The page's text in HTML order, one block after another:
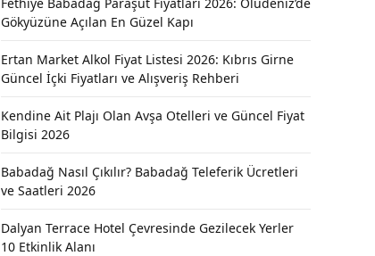
Gökyüzüne Açılan En Güzel Kapı
Ertan Market Alkol Fiyat Listesi 2026: Kıbrıs Girne
Güncel İçki Fiyatları ve Alışveriş Rehberi
Kendine Ait Plajı Olan Avşa Otelleri ve Güncel Fiyat
Bilgisi 2026
Babadağ Nasıl Çıkılır? Babadağ Teleferik Ücretleri
ve Saatleri 2026
Dalyan Terrace Hotel Çevresinde Gezilecek Yerler
10 Etkinlik Alanı